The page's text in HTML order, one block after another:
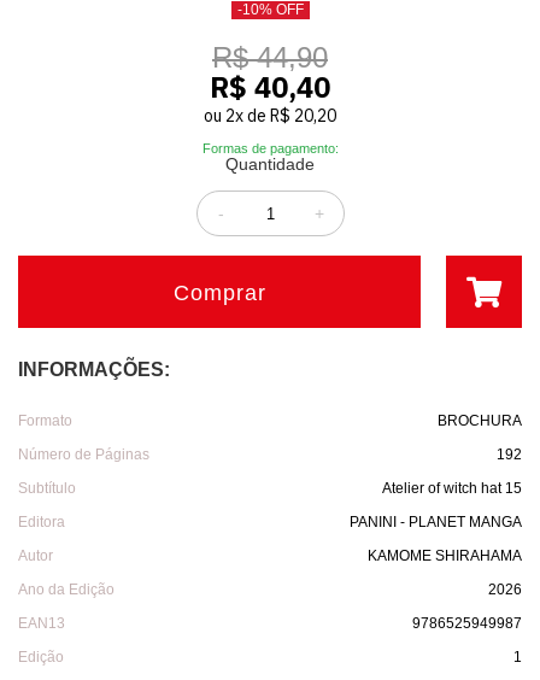
-10% OFF
R$ 44,90
R$ 40,40
ou 2xde R$ 20,20
Formas de pagamento:
Quantidade
+
-
Comprar
INFORMAÇÕES:
Formato
BROCHURA
Número de Páginas
192
Subtítulo
Atelier of witch hat 15
Editora
PANINI - PLANET MANGA
Autor
KAMOME SHIRAHAMA
Ano da Edição
2026
EAN13
9786525949987
Edição
1